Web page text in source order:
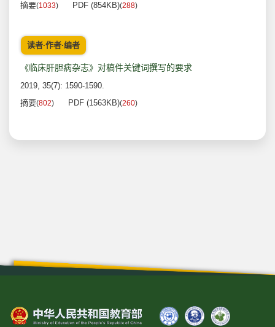
摘要(1033) PDF (854KB)(288)
读者·作者·编者
《临床肝胆病杂志》对稿件关键词撰写的要求
2019, 35(7): 1590-1590.
摘要(802) PDF (1563KB)(260)